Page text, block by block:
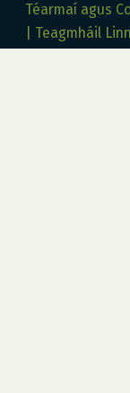
Téarmaí agus
Teagmháil Linn